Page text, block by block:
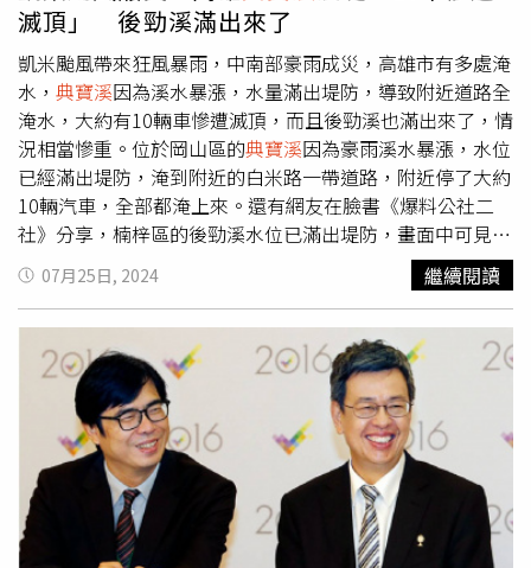
後水利設施復建工程，總計挹注約44.4億元。此外，水利署
亦將補助10.9億元辦理典寶溪流域排水改善，針對今日視察
的芋寮滯洪池，將加速第三、四期開闢，並加高圍堤及搭配
抽水機組，擴增滯洪量。
滅頂」 後勁溪滿出來了
凱米颱風帶來狂風暴雨，中南部豪雨成災，高雄市有多處淹
水， 典寶溪因為溪水暴漲，水量滿出堤防，導致附近道路全
淹水，大約有10輛車慘遭滅頂，而且後勁溪也滿出來了，情
況相當慘重。位於岡山區的典寶溪因為豪雨溪水暴漲，水位
已經滿出堤防，淹到附近的白米路一帶道路，附近停了大約
10輛汽車，全部都淹上來。還有網友在臉書《爆料公社二
社》分享，楠梓區的後勁溪水位已滿出堤防，畫面中可見，
馬路變成黃河，相當驚人。引來其他人感嘆「颱風尾才是最
恐怖的，才剛開始而已」，這時候最辛苦的就是救災人員。
後勁溪水位滿出堤防。（圖／翻攝自爆料公社二社）據了
解，高雄市24座滯洪池總量達490萬噸的滯洪池，都幾乎全
滿，其中岡山劉厝、仁武八卦里、三民寶業里等滯洪池，都
出現內水位超過滿水位的現象；美濃湖、蓮池潭、金獅湖等
地，水位也全面超過滯洪水位、滯洪率達100%。後勁溪水
位已經滿了。（圖／翻攝畫面）值得注意的是，高雄市從昨
（24日）到今（25日）中午，山區茂林單日累積雨量已達
1343.5mm，該雨量已超過當年造成88風災的莫拉克颱風的
單日1334mm的雨量紀錄。此次颱風也造成停電災情，台電
07月25日, 2024 繼續閱讀